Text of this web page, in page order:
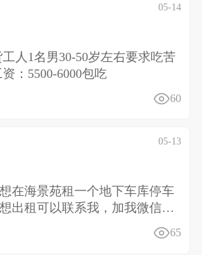
05-14
人1名男30-50岁左右 要求吃苦
：5500-6000包吃
60
05-13
在海景苑租一个地下车库停车
出租可以联系我，加我微信详
65